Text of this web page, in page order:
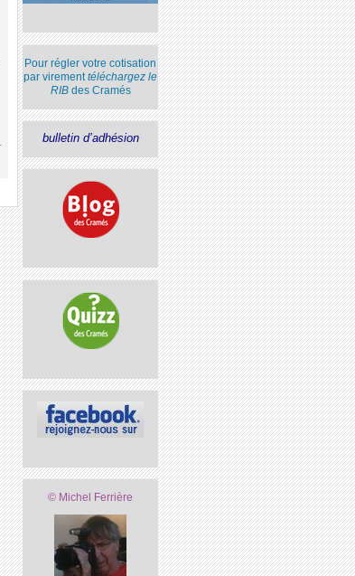
Pour régler votre cotisation
par virementtéléchargez le
RIBdes Cramés
bulletin d’adhésion
© Michel Ferrière